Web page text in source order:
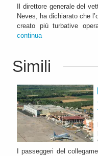
Il direttore generale del
Neves, ha dichiarato che
creato più turbative
continua
Simili
I passeggeri del